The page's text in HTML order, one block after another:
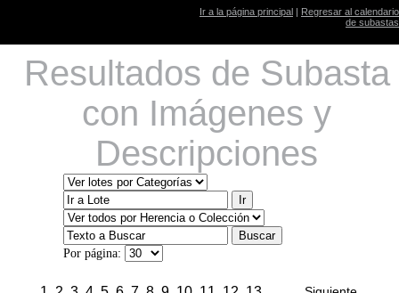
Ir a la página principal | Regresar al calendario
de subastas
Resultados de Subasta
con Imágenes y
Descripciones
Por página: